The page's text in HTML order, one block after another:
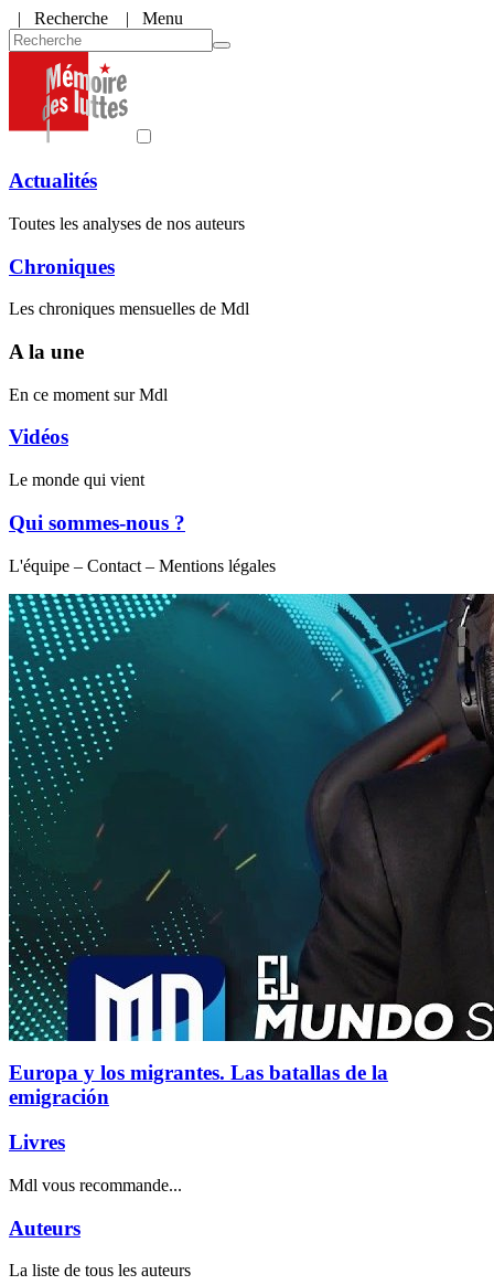
| Recherche | Menu
Actualités
Toutes les analyses de nos auteurs
Chroniques
Les chroniques mensuelles de Mdl
A la une
En ce moment sur Mdl
Vidéos
Le monde qui vient
Qui sommes-nous ?
L'équipe – Contact – Mentions légales
Europa y los migrantes. Las batallas de la
emigración
Livres
Mdl vous recommande...
Auteurs
La liste de tous les auteurs